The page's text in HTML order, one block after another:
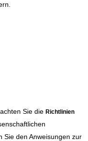
Sie die Richtlinien
Sie den Anweisungen zur